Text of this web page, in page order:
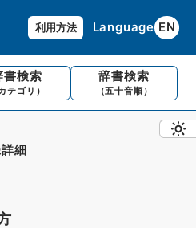
利用方法 Language EN
書検索
カテゴリ）
辞書検索
（五十音順）
細